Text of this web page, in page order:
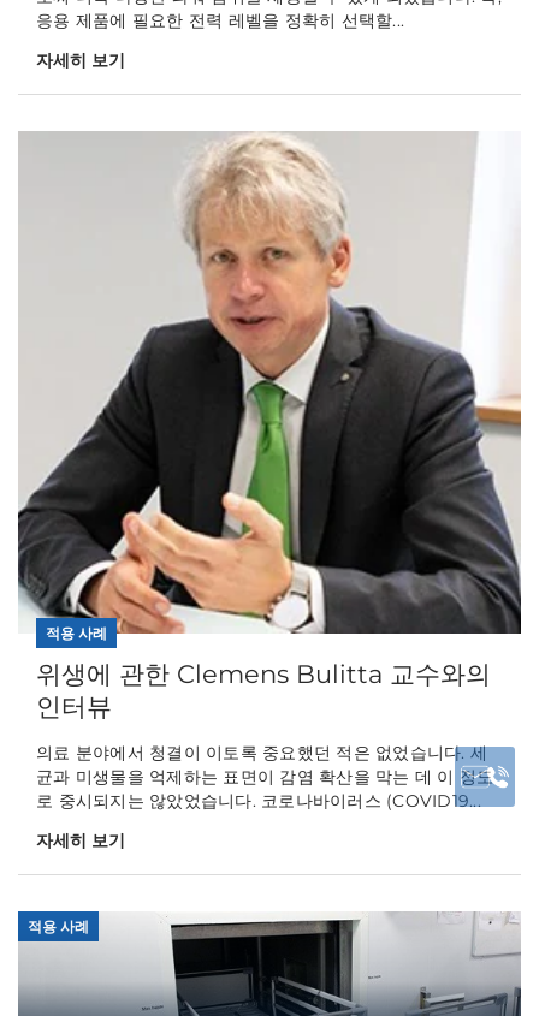
응용 제품에 필요한 전력 레벨을 정확히 선택할...
자세히 보기
적용 사례
위생에 관한 Clemens Bulitta 교수와의
인터뷰
의료 분야에서 청결이 이토록 중요했던 적은 없었습니다. 세
균과 미생물을 억제하는 표면이 감염 확산을 막는 데 이 정도
로 중시되지는 않았었습니다. 코로나바이러스 (COVID19...
자세히 보기
적용 사례